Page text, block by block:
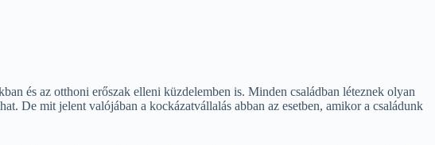
és az otthoni erőszak elleni küzdelemben is. Minden családban léteznek olyan
De mit jelent valójában a kockázatvállalás abban az esetben, amikor a családunk